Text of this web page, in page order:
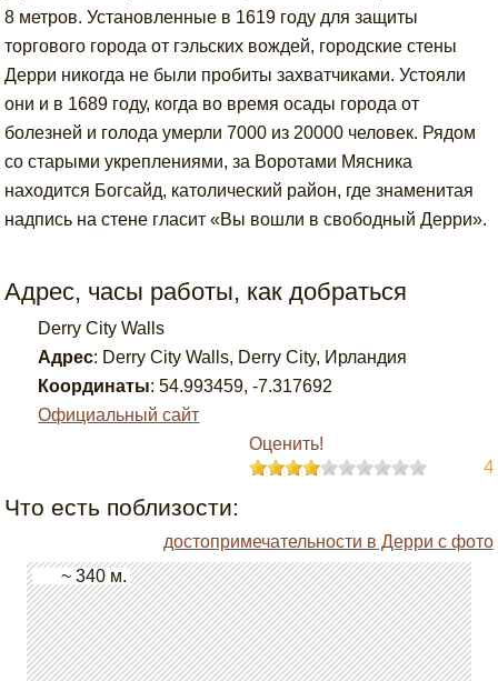
8 метров. Установленные в 1619 году для защиты
торгового города от гэльских вождей, городские стены
Дерри никогда не были пробиты захватчиками. Устояли
они и в 1689 году, когда во время осады города от
болезней и голода умерли 7000 из 20000 человек. Рядом
со старыми укреплениями, за Воротами Мясника
находится Богсайд, католический район, где знаменитая
надпись на стене гласит «Вы вошли в свободный Дерри».
Адрес, часы работы, как добраться
Derry City Walls
Адрес: Derry City Walls, Derry City, Ирландия
Координаты: 54.993459,-7.317692
Официальный сайт
Оценить!
4
Что есть поблизости:
достопримечательности в Дерри с фото
~ 340 м.